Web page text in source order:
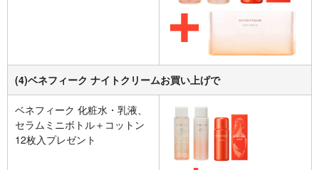
(4)ベネフィーク ナイトクリームお買い上げで
ベネフィーク 化粧水・乳液、
セラムミニボトル＋コットン
12枚入プレゼント